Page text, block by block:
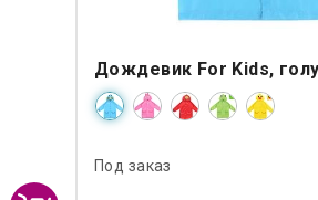
Дождевик For Kids,
Под заказ